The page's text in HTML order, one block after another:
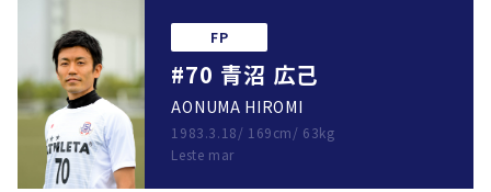
FP
#70 青沼 広己
AONUMA HIROMI
1983.3.18/ 169cm/ 63kg
Leste mar